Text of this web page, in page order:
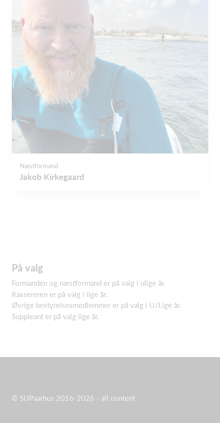
Næstformand
Jakob Kirkegaard
På valg
Formanden og næstformand er på valg i ulige år.
Kassereren er på valg i lige år.
Øvrige bestyrelsesmedlemmer er på valg i U/Lige år.
Suppleant er på valg lige år.
© SUPaarhus 2016-2026 - all content